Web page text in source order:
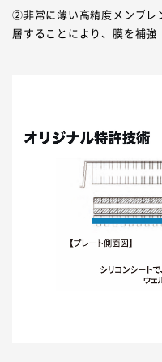
②非常に薄い高精度メンブレ
層することにより、膜を補強